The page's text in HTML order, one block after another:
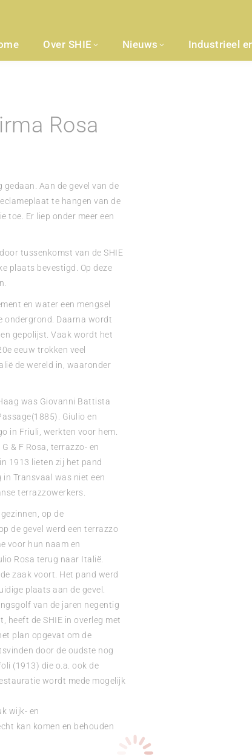
Over SHIE Nieuws Industrieel
Rosa
Aan de gevel van de
te hangen van de
toe. Er liep onder meer een
tussenkomst van de SHIE
plaats bevestigd. Op deze
en water een mengsel
ondergrond. Daarna wordt
gepolijst. Vaak wordt het
eeuw trokken veel
de wereld in, waaronder
was Giovanni Battista
Giulio en
in Friuli, werkten voor hem.
& F Rosa, terrazzo- en
1913 lieten zij het pand
Transvaal was niet een
terrazzowerkers.
op de
de gevel werd een terrazzo
voor hun naam en
Rosa terug naar Italië.
zaak voort. Het pand werd
plaats aan de gevel.
van de jaren negentig
heeft de SHIE in overleg met
plan opgevat om de
door de oudste nog
(1913) die o.a. ook de
wordt mede mogelijk
wijk- en
kan komen en behouden